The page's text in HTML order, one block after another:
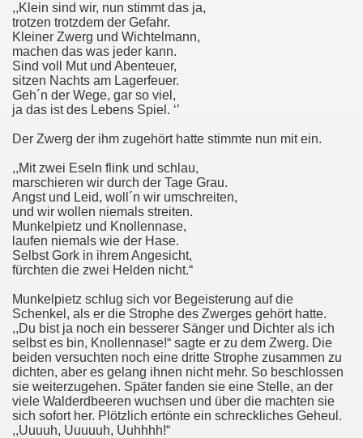
,,Klein sind wir, nun stimmt das ja,
trotzen trotzdem der Gefahr.
Kleiner Zwerg und Wichtelmann,
machen das was jeder kann.
Sind voll Mut und Abenteuer,
sitzen Nachts am Lagerfeuer.
Geh´n der Wege, gar so viel,
ja das ist des Lebens Spiel. ‘’
Der Zwerg der ihm zugehört hatte stimmte nun mit ein.
,,Mit zwei Eseln flink und schlau,
marschieren wir durch der Tage Grau.
Angst und Leid, woll´n wir umschreiten,
und wir wollen niemals streiten.
Munkelpietz und Knollennase,
laufen niemals wie der Hase.
Selbst Gork in ihrem Angesicht,
fürchten die zwei Helden nicht.“
Munkelpietz schlug sich vor Begeisterung auf die
Schenkel, als er die Strophe des Zwerges gehört hatte.
,,Du bist ja noch ein besserer Sänger und Dichter als ich
selbst es bin, Knollennase!“ sagte er zu dem Zwerg. Die
beiden versuchten noch eine dritte Strophe zusammen zu
dichten, aber es gelang ihnen nicht mehr. So beschlossen
sie weiterzugehen. Später fanden sie eine Stelle, an der
viele Walderdbeeren wuchsen und über die machten sie
sich sofort her. Plötzlich ertönte ein schreckliches Geheul.
,,Uuuuh, Uuuuuh, Uuhhhh!“